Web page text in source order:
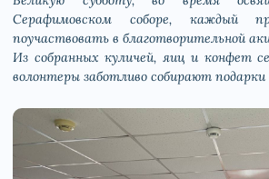
Серафимовском соборе, каждый
поучаствовать в благотворительной
Из собранных куличей, яиц и конфет
волонтеры заботливо собирают подарки